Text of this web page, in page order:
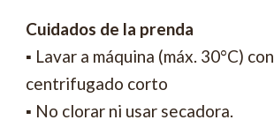
Cuidados de la prenda
▪ Lavar a máquina (máx. 30°C) con
centrifugado corto
▪ No clorar ni usar secadora.